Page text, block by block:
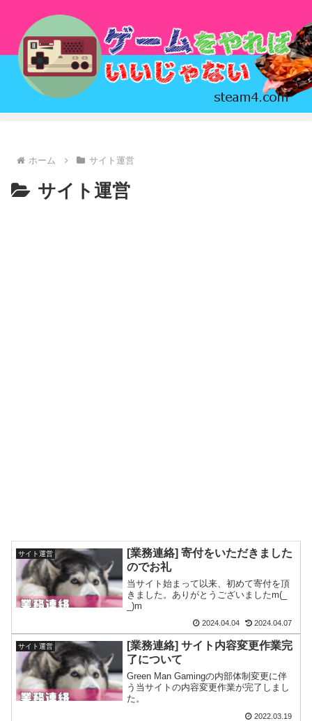
ホーム サイト運営
サイト運営
サイト運営
[業務連絡] 寄付をいただきました
のでお礼
当サイト始まって以来、初めて寄付を頂
きました。ありがとうございましたm(_
_)m
2024.04.04 2024.04.07
サイト運営
[業務連絡] サイト内容変更作業完
了について
Green Man Gamingの内部体制変更に伴
う当サイトの内容変更作業が完了しまし
た。
2022.03.19